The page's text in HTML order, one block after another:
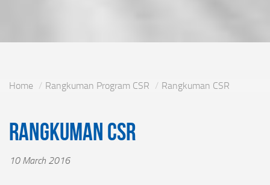
Home Rangkuman Program CSR Rangkuman CSR
Rangkuman CSR
10 March 2016